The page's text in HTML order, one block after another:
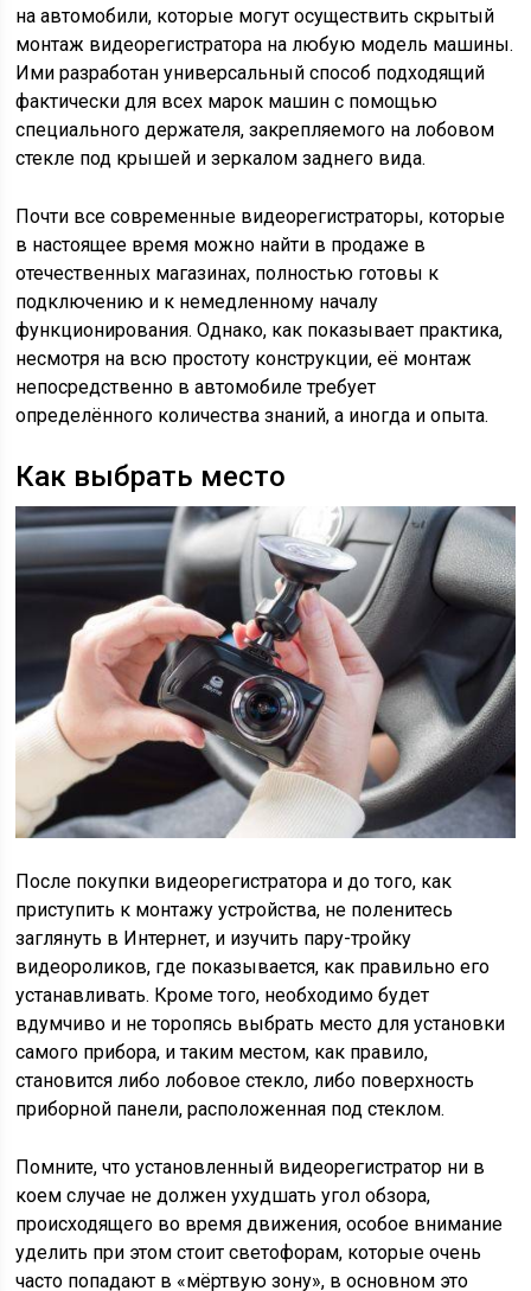
на автомобили, которые могут осуществить скрытый
монтаж видеорегистратора на любую модель машины.
Ими разработан универсальный способ подходящий
фактически для всех марок машин с помощью
специального держателя, закрепляемого на лобовом
стекле под крышей и зеркалом заднего вида.
Почти все современные видеорегистраторы, которые
в настоящее время можно найти в продаже в
отечественных магазинах, полностью готовы к
подключению и к немедленному началу
функционирования. Однако, как показывает практика,
несмотря на всю простоту конструкции, её монтаж
непосредственно в автомобиле требует
определённого количества знаний, а иногда и опыта.
Как выбрать место
После покупки видеорегистратора и до того, как
приступить к монтажу устройства, не поленитесь
заглянуть в Интернет, и изучить пару-тройку
видеороликов, где показывается, как правильно его
устанавливать. Кроме того, необходимо будет
вдумчиво и не торопясь выбрать место для установки
самого прибора, и таким местом, как правило,
становится либо лобовое стекло, либо поверхность
приборной панели, расположенная под стеклом.
Помните, что установленный видеорегистратор ни в
коем случае не должен ухудшать угол обзора,
происходящего во время движения, особое внимание
уделить при этом стоит светофорам, которые очень
часто попадают в «мёртвую зону», в основном это